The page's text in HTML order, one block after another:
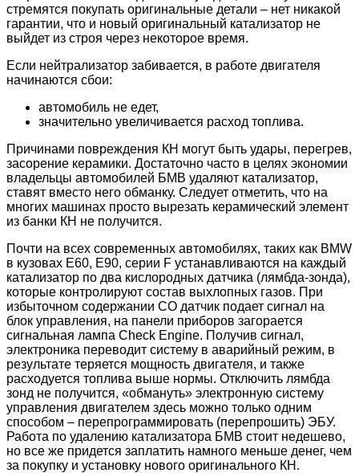
стремятся покупать оригинальные детали – нет никакой
гарантии, что и новый оригинальный катализатор не
выйдет из строя через некоторое время.
Если нейтрализатор забивается, в работе двигателя
начинаются сбои:
автомобиль не едет,
значительно увеличивается расход топлива.
Причинами повреждения КН могут быть удары, перегрев,
засорение керамики. Достаточно часто в целях экономии
владельцы автомобилей БМВ удаляют катализатор,
ставят вместо него обманку. Следует отметить, что на
многих машинах просто вырезать керамический элемент
из банки КН не получится.
Почти на всех современных автомобилях, таких как BMW
в кузовах E60, E90, серии F устанавливаются на каждый
катализатор по два кислородных датчика (лямбда-зонда),
которые контролируют состав выхлопных газов. При
избыточном содержании CO датчик подает сигнал на
блок управления, на панели приборов загорается
сигнальная лампа Check Engine. Получив сигнал,
электроника переводит систему в аварийный режим, в
результате теряется мощность двигателя, и также
расходуется топлива выше нормы. Отключить лямбда
зонд не получится, «обмануть» электронную систему
управления двигателем здесь можно только одним
способом – перепрограммировать (перепрошить) ЭБУ.
Работа по удалению катализатора БМВ стоит недешево,
но все же придется заплатить намного меньше денег, чем
за покупку и установку нового оригинального КН.